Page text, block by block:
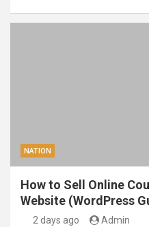
NATION
How to Sell Online
Website (WordPress
2 days ago Admin